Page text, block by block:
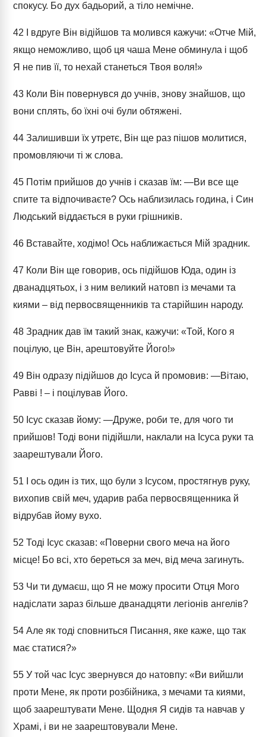
спокусу. Бо дух бадьорий, а тіло немічне.
42 І вдруге Він відійшов та молився кажучи: «Отче Мій,
якщо неможливо, щоб ця чаша Мене обминула і щоб
Я не пив її, то нехай станеться Твоя воля!»
43 Коли Він повернувся до учнів, знову знайшов, що
вони сплять, бо їхні очі були обтяжені.
44 Залишивши їх утретє, Він ще раз пішов молитися,
промовляючи ті ж слова.
45 Потім прийшов до учнів і сказав їм: ―Ви все ще
спите та відпочиваєте? Ось наблизилась година, і Син
Людський віддається в руки грішників.
46 Вставайте, ходімо! Ось наближається Мій зрадник.
47 Коли Він ще говорив, ось підійшов Юда, один із
дванадцятьох, і з ним великий натовп із мечами та
киями – від первосвященників та старійшин народу.
48 Зрадник дав їм такий знак, кажучи: «Той, Кого я
поцілую, це Він, арештовуйте Його!»
49 Він одразу підійшов до Ісуса й промовив: ―Вітаю,
Равві ! – і поцілував Його.
50 Ісус сказав йому: ―Друже, роби те, для чого ти
прийшов! Тоді вони підійшли, наклали на Ісуса руки та
заарештували Його.
51 І ось один із тих, що були з Ісусом, простягнув руку,
вихопив свій меч, ударив раба первосвященника й
відрубав йому вухо.
52 Тоді Ісус сказав: «Поверни свого меча на його
місце! Бо всі, хто береться за меч, від меча загинуть.
53 Чи ти думаєш, що Я не можу просити Отця Мого
надіслати зараз більше дванадцяти легіонів ангелів?
54 Але як тоді сповниться Писання, яке каже, що так
має статися?»
55 У той час Ісус звернувся до натовпу: «Ви вийшли
проти Мене, як проти розбійника, з мечами та киями,
щоб заарештувати Мене. Щодня Я сидів та навчав у
Храмі, і ви не заарештовували Мене.